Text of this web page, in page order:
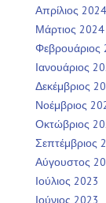
Απρίλιος 2024
Μάρτιος 2024
Φεβρουάριος
Ιανουάριος
Δεκέμβριος
Νοέμβριος
Οκτώβριος
Σεπτέμβριος
Αύγουστος
Ιούλιος 2023
Ιούνιος 2023